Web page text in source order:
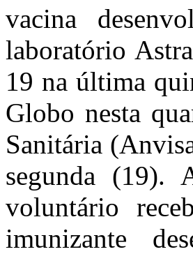
vacina
laboratório
19 na última
Globo nesta
Sanitária
segunda (19).
voluntário
imunizante